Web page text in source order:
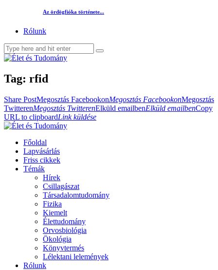
Az ördögfióka története...
Rólunk
Tag: rfid
Share PostMegosztás FacebookonMegosztás FacebookonMegosztás
TwitterenMegosztás TwitterenElküld emailbenElküld emailbenCopy
URL to clipboardLink küldése
Főoldal
Lapvásárlás
Friss cikkek
Témák
Hírek
Csillagászat
Társadalomtudomány
Fizika
Kiemelt
Élettudomány
Orvosbiológia
Ökológia
Könyvtermés
Lélektani lelemények
Rólunk